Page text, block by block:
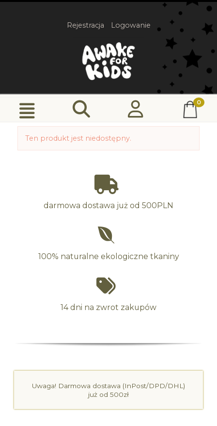
Rejestracja Logowanie
Ten produkt jest niedostępny.
darmowa dostawa już od 500PLN
100% naturalne ekologiczne tkaniny
14 dni na zwrot zakupów
Uwaga! Darmowa dostawa (InPost/DPD/DHL)
już od 500zł